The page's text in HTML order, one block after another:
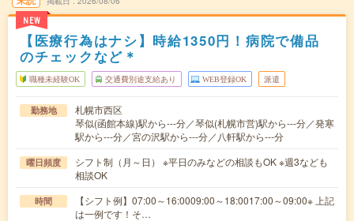
NEW
【医療行為はナシ】時給1350円！病院で備品
のチェックなど＊
職種未経験OK 交通費別途支給あり WEB登録OK 派遣
勤務地
札幌市西区
琴似(函館本線)駅から---分／琴似(札幌市営)駅から---分／発寒
駅から---分／宮の沢駅から---分／八軒駅から---分
曜日頻度
シフト制（月～日） ※平日のみなどの相談もOK ※週3なども
相談OK
時間
【シフト例】07:00～16:0009:00～18:0017:00～09:00※ 上記
は一例です！そ…